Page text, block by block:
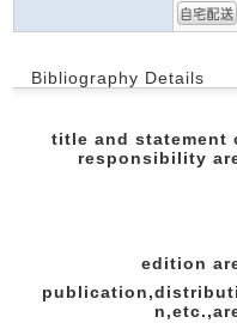
Bibliography Details
title and statement
responsibility
edition